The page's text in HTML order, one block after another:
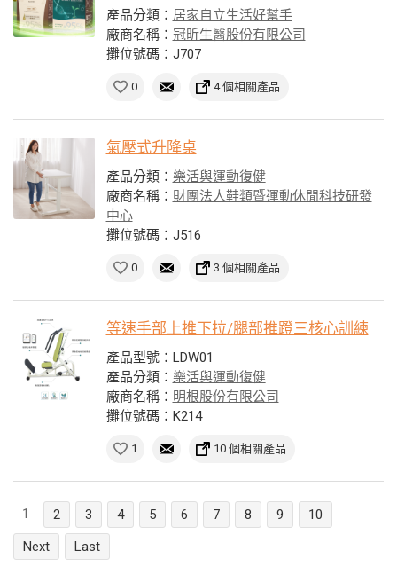
產品分類： 居家自立生活好幫手
廠商名稱： 冠昕生醫股份有限公司
攤位號碼：J707
0 4 個相關產品
氣壓式升降桌
產品分類： 樂活與運動復健
廠商名稱： 財團法人鞋類暨運動休閒科技研發
中心
攤位號碼：J516
0 3 個相關產品
等速手部上推下拉/腿部推蹬三核心訓練
產品型號：LDW01
產品分類： 樂活與運動復健
廠商名稱： 明根股份有限公司
攤位號碼：K214
1 10 個相關產品
1 2 3 4 5 6 7 8 9
10
Next
Last